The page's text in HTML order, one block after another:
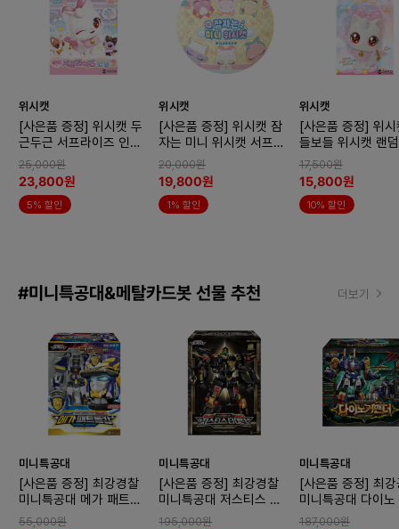
위시캣
[사은품 증정] 위시캣 두
근두근 서프라이즈 인형2
x2개 (랜덤)
25,000원
23,800원
5% 할인
위시캣
[사은품 증정] 위시캣 잠
자는 미니 위시캣 서프라
이즈x2개 (랜덤)
20,000원
19,800원
1% 할인
위시캣
[사은품 증정] 위
들보들 위시캣 랜
어 서프라이즈 박
(랜덤)
17,500원
15,800원
10% 할인
#미니특공대&메탈카드봇 선물 추천 더보기
미니특공대
[사은품 증정] 최강경찰
미니특공대 메가 패트롤
캅
55,000원
미니특공대
[사은품 증정] 최강경찰
미니특공대 저스티스 타
이탄 블랙 에디션
195,000원
미니특공대
[사은품 증정] 최강
미니특공대 다이노
더 변신로봇
187,000원